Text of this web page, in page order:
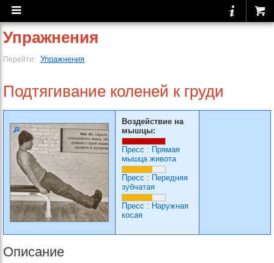
Упражнения
Перейти: Упражнения
Подтягивание коленей к груди
Воздействие на
мышцы:
Пресс : Прямая
мышца живота
Пресс : Передняя
зубчатая
Пресс : Наружная
косая
Описание